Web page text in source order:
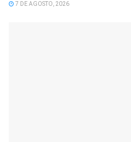
7 DE AGOSTO, 2026